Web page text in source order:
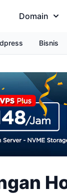
Domain
Bisnis